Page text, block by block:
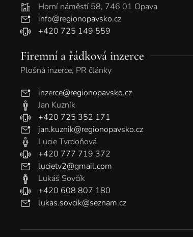
Horní náměstí 58, 746 01 Opava
info@regionopavsko.cz
+420 725 149 559
Firemní a řádková inzerce
Plošná inzerce, PR články
inzerce@regionopavsko.cz
Jan Kuzník
+420 725 352 171
jan.kuznik@regionopavsko.cz
Lucie Tvrdoňová
+420 777 719 372
lucietv2@gmail.com
Lukáš Sovčík
+420 608 807 180
lukas.sovcik@seznam.cz